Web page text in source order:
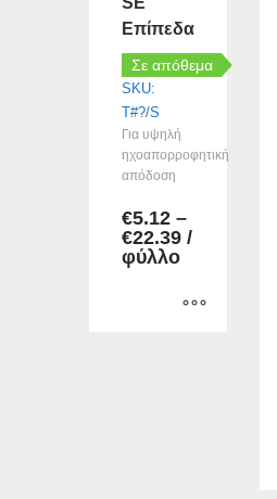
επιλεγούν
σελίδα
Επίπεδα
Σε απόθεμα
SKU:
T#?/S
Για υψηλή
ηχοαπορροφητική
απόδοση
€5.12 –
€22.39Price
through
/
φύλλο